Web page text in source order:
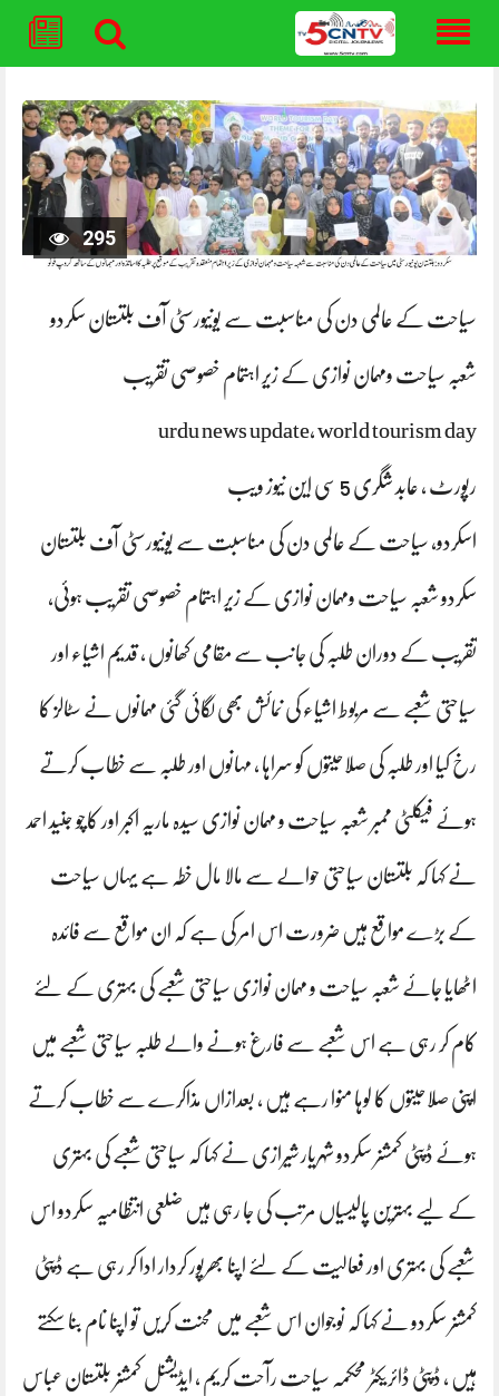
content
295
سیاحت کے عالمی دن کی مناسبت سے یونیورسٹی آف بلتستان سکردو
شعبہ سیاحت ومہمان نوازی کے زیر اہتمام خصوصی تقریب
urdu news update, world tourism day
رپورٹ ، عابد شگری 5 سی این نیوز ویب
اسکردو، سیاحت کے عالمی دن کی مناسبت سے یونیورسٹی آف بلتستان
سکردو شعبہ سیاحت ومہمان نوازی کے زیر اہتمام خصوصی تقریب ہوئی،
تقریب کے دوران طلبہ کی جانب سے مقامی کھانوں ، قدیم اشیاء اور
سیاحتی شعبے سے مربوط اشیاء کی نمائش بھی لگائی گئی مہمانوں نے سٹالز کا
رخ کیا اور طلبہ کی صلاحیتوں کو سراہا ، مہانوں اور طلبہ سے خطاب کرتے
ہوئے فیکلٹی ممبر شعبہ سیاحت و مہمان نوازی سیدہ ماریہ اکبر اور کاچو جنید احمد
نے کہا کہ بلتستان سیاحتی حوالے سے مالا مال خطہ ہے یہاں سیاحت
کے بڑے مواقع ہیں ضرورت اس امر کی ہے کہ ان مواقع سے فائدہ
اٹھایا جائے شعبہ سیاحت و مہمان نوازی سیاحتی شعبے کی بہتری کے لئے
کام کر رہی ہے اس شعبے سے فارغ ہونے والے طلبہ سیاحتی شعبے میں
اپنی صلاحیتوں کا لوہا منوا رہے ہیں ، بعدازاں مذاکرے سے خطاب کرتے
ہوئے ڈپٹی کمشنر سکردو شہریار شیرازی نے کہا کہ سیاحتی شعبے کی بہتری
کے لیے بہترین پالیسیاں مرتب کی جا رہی ہیں ضلعی انتظامیہ سکردو اس
شعبے کی بہتری اور فعالیت کے لئے اپنا بھرپور کردار ادا کر رہی ہے ڈپٹی
کمشنر سکردو نے کہا کہ نوجوان اس شعبے میں محنت کریں تو اپنا نام بنا سکتے
ہیں ، ڈپٹی ڈائریکٹر محکمہ سیاحت رآحت کریم ، ایڈیشنل کمشنر بلتستان عباس